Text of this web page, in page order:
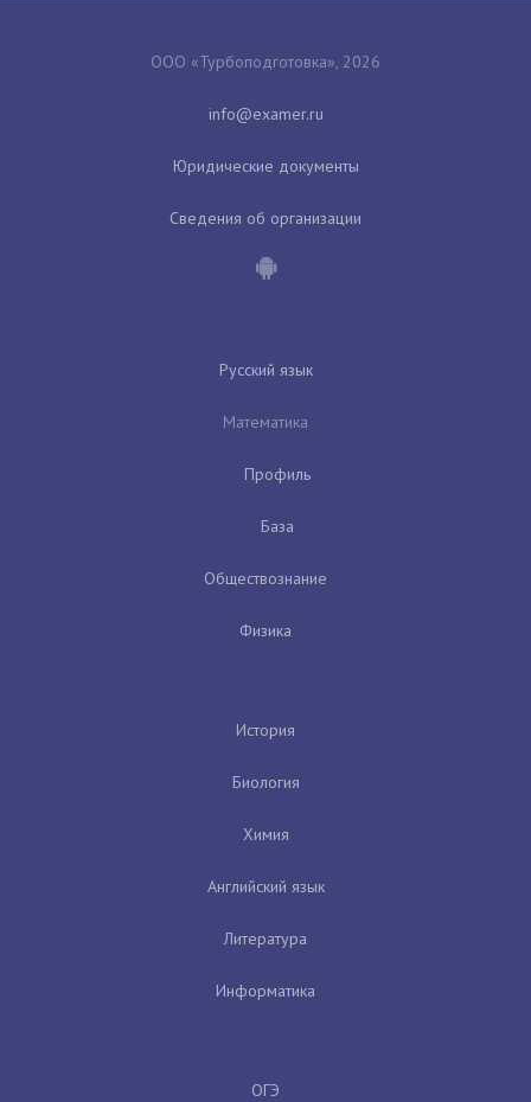
ООО «Турбоподготовка», 2026
Юридические документы
Сведения об организации
Русский язык
Математика
Профиль
База
Обществознание
Физика
История
Биология
Химия
Английский язык
Литература
Информатика
ОГЭ